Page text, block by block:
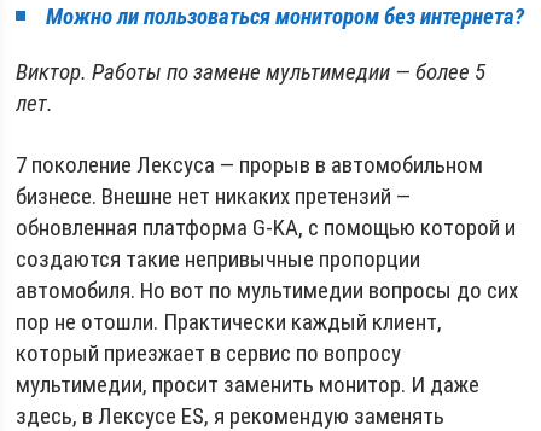
Можно ли пользоваться монитором без интернета?
Виктор. Работы по замене мультимедии — более 5
лет.
7 поколение Лексуса — прорыв в автомобильном
бизнесе. Внешне нет никаких претензий —
обновленная платформа G-KA, с помощью которой и
создаются такие непривычные пропорции
автомобиля. Но вот по мультимедии вопросы до сих
пор не отошли. Практически каждый клиент,
который приезжает в сервис по вопросу
мультимедии, просит заменить монитор. И даже
здесь, в Лексусе ES, я рекомендую заменять